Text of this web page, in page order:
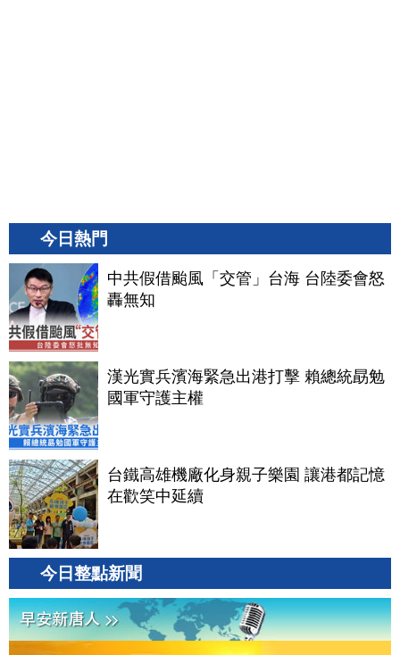
今日熱門
中共假借颱風「交管」台海 台陸委會怒
轟無知
漢光實兵濱海緊急出港打擊 賴總統勗勉
國軍守護主權
台鐵高雄機廠化身親子樂園 讓港都記憶
在歡笑中延續
今日整點新聞